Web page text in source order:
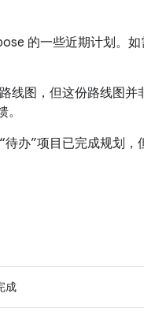
的一些近期计划。
线图，但这份路线图并
“待办”项目已完成规划，
成